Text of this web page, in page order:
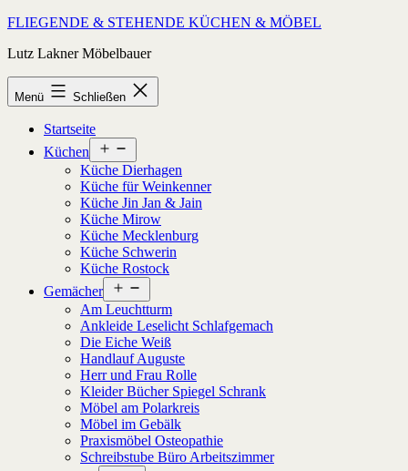
Zum
springen
FLIEGENDE & STEHENDE KÜCHEN & MÖBEL
Lutz Lakner Möbelbauer
Menü Schließen
Startseite
Küchen
öffnen
Küche Dierhagen
Küche für Weinkenner
Küche Jin Jan & Jain
Küche Mirow
Küche Mecklenburg
Küche Schwerin
Küche Rostock
Gemächer
öffnen
Am Leuchtturm
Ankleide Leselicht Schlafgemach
Die Eiche Weiß
Handlauf Auguste
Herr und Frau Rolle
Kleider Bücher Spiegel Schrank
Möbel am Polarkreis
Möbel im Gebälk
Praxismöbel Osteopathie
Schreibstube Büro Arbeitszimmer